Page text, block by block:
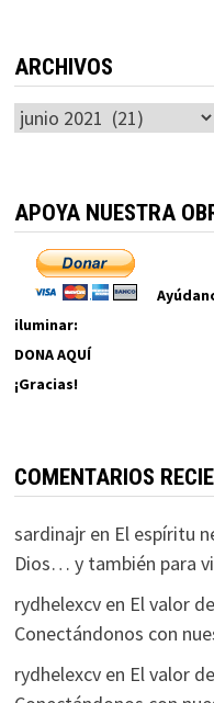
ARCHIVOS
Archivos
APOYA NUESTRA
iluminar:
DONA AQUÍ
¡Gracias!
COMENTARIOS
sardinajren El espíritu
Dios… y también para
rydhelexcven El valor
Conectándonos con
rydhelexcven El valor